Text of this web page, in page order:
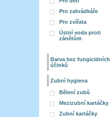
Pro zahrádkáře
Pro zvířata
Ústní voda proti
zánětům
Barva bez fungicidních
účinků
Zubní hygiena
Bělení zubů
Mezizubní kartáčky
Zubní kartáčky